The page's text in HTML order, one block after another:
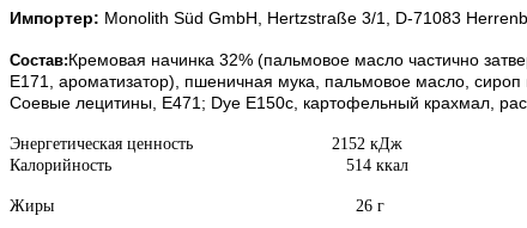
Импортер: Monolith Süd GmbH, Hertzstraße 3/1, D-71083
Состав:Кремовая начинка 32% (пальмовое масло частично
E171, ароматизатор), пшеничная мука, пальмовое масло,
Соевые лецитины, E471; Dye E150c, картофельный крахмал,
Энергетическая ценность 2152 кДж
Калорийность 514 ккал
Жиры 26 г